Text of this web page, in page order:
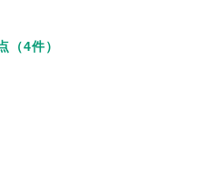
（4件）